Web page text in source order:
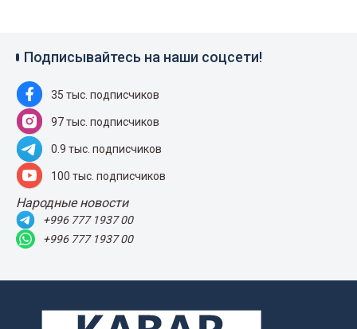
Подписывайтесь на наши соцсети!
35 тыс. подписчиков
97 тыс. подписчиков
0.9 тыс. подписчиков
100 тыс. подписчиков
Народные новости
+996 777 1937 00
+996 777 1937 00